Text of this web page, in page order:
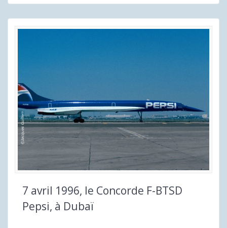
7 avril 1996, le Concorde F-BTSD
Pepsi, à Dubaï